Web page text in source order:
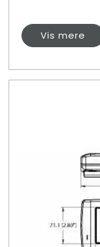
Vis mere